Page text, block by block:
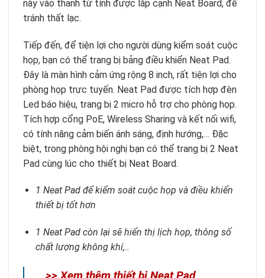
này vào thanh từ tính được lắp cạnh Neat Board, để
tránh thất lạc.
Tiếp đến, để tiện lợi cho người dùng kiểm soát cuộc
họp, bạn có thể trang bị bảng điều khiển Neat Pad.
Đây là màn hình cảm ứng rộng 8 inch, rất tiện lợi cho
phòng họp trực tuyến. Neat Pad được tích hợp đèn
Led báo hiệu, trang bị 2 micro hỗ trợ cho phòng họp.
Tích hợp cổng PoE, Wireless Sharing và kết nối wifi,
có tính năng cảm biến ánh sáng, định hướng,… Đặc
biệt, trong phòng hội nghị bạn có thể trang bị 2 Neat
Pad cùng lúc cho thiết bị Neat Board.
1 Neat Pad để kiểm soát cuộc họp và điều khiển
thiết bị tốt hơn
1 Neat Pad còn lại sẽ hiển thị lịch họp, thông số
chất lượng không khí,..